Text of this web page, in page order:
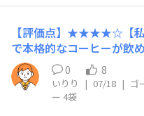
など水分補給としてたの
み、控えめな酸味とのバ
たのでこの夏定番ドリン
【評価点】★★★★☆【私
で本格的なコーヒーが飲
ゴク飲むのが好きなので
味になりました。コーヒ
意するまでに時間がかか
0 8
いりり | 07/18 | ゴ
ー 4袋